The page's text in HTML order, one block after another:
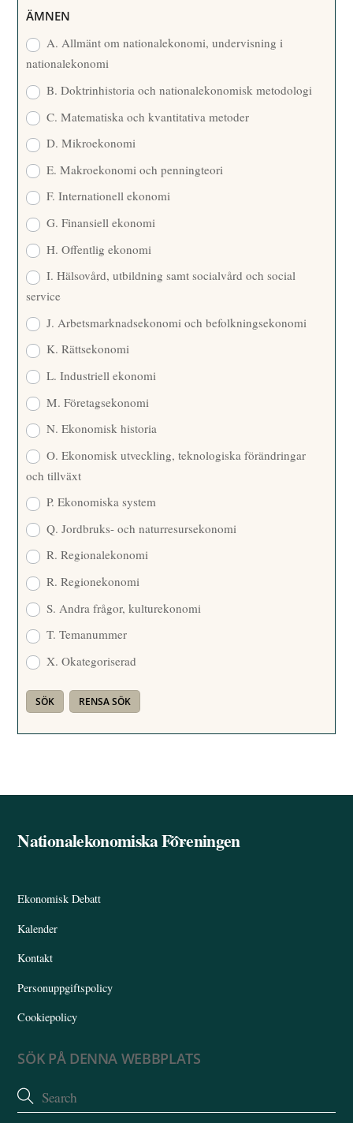
R
ÄMNEN
A. Allmänt om nationalekonomi, undervisning i
nationalekonomi
B. Doktrinhistoria och nationalekonomisk metodologi
C. Matematiska och kvantitativa metoder
D. Mikroekonomi
E. Makroekonomi och penningteori
F. Internationell ekonomi
G. Finansiell ekonomi
H. Offentlig ekonomi
I. Hälsovård, utbildning samt socialvård och social
service
J. Arbetsmarknadsekonomi och befolkningsekonomi
K. Rättsekonomi
L. Industriell ekonomi
M. Företagsekonomi
N. Ekonomisk historia
O. Ekonomisk utveckling, teknologiska förändringar
och tillväxt
P. Ekonomiska system
Q. Jordbruks- och naturresursekonomi
R. Regionalekonomi
R. Regionekonomi
S. Andra frågor, kulturekonomi
T. Temanummer
X. Okategoriserad
Back
Nationalekonomiska Föreningen
Ekonomisk Debatt
Kalender
Kontakt
Personuppgiftspolicy
Cookiepolicy
SÖK PÅ DENNA WEBBPLATS